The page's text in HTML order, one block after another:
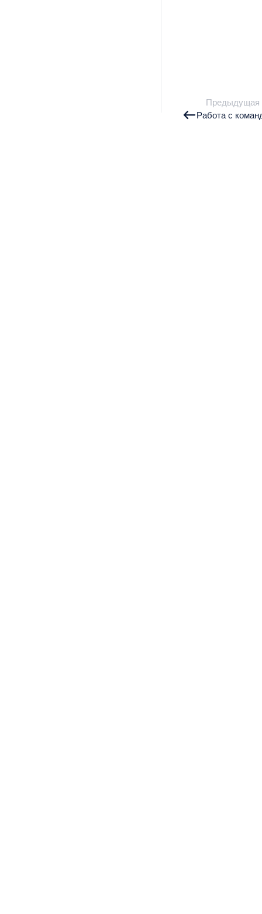
Предыдущая
Работа с